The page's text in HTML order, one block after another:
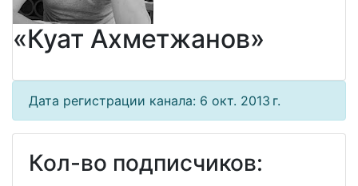
«Куат Ахметжанов»
Дата регистрации канала: 6 окт. 2013 г.
Кол-во подписчиков: